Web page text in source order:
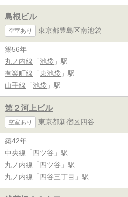
島根ビル
空室あり 東京都豊島区南池袋
築56年
丸ノ内線 「 池袋 」駅
有楽町線 「 東池袋 」駅
山手線 「 池袋 」駅
第２河上ビル
空室あり 東京都新宿区四谷
築42年
中央線 「 四ツ谷 」駅
丸ノ内線 「 四ツ谷 」駅
丸ノ内線 「 四谷三丁目 」駅